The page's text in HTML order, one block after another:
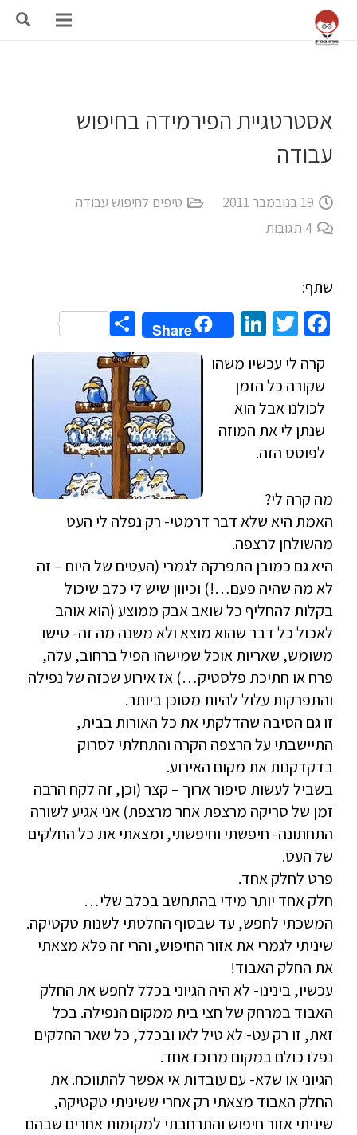
אסטרטגיית הפירמידה בחיפוש
עבודה
19 בנובמבר 2011
טיפים לחיפוש עבודה
4 תגובות
שתף:
Facebook
Twitter
LinkedIn
Share
Share
קרה לי עכשיו משהו
שקורה כל הזמן
לכולנו אבל הוא
שנתן לי את המוזה
לפוסט הזה.
מה קרה לי?
האמת היא שלא דבר דרמטי- רק נפלה לי העט
מהשולחן לרצפה.
היא גם כמובן התפרקה לגמרי (העטים של היום – זה
לא מה שהיה פעם…!) וכיוון שיש לי כלב שיכול
בקלות להחליף כל שואב אבק ממוצע (הוא אוהב
לאכול כל דבר שהוא מוצא ולא משנה מה זה- טישו
משומש, שאריות אוכל שמישהו הפיל ברחוב, עלה,
פרח או חתיכת פלסטיק…) אז אירוע שכזה של נפילה
והתפרקות עלול להיות מסוכן ביותר.
זו גם הסיבה שהדלקתי את כל האורות בבית,
התיישבתי על הרצפה הקרה והתחלתי לסרוק
בדקדקנות את מקום האירוע.
בשביל לעשות סיפור ארוך – קצר (וכן, זה לקח הרבה
זמן של סריקה מרצפת אחר מרצפת) אני אגיע לשורה
התחתונה- חיפשתי וחיפשתי, ומצאתי את כל החלקים
של העט.
פרט לחלק אחד.
חלק אחד יותר מידי בהתחשב בכלב שלי…
המשכתי לחפש, עד שבסוף החלטתי לשנות טקטיקה.
שיניתי לגמרי את אזור החיפוש, והרי זה פלא מצאתי
את החלק האבוד!
עכשיו, בינינו- לא היה הגיוני בכלל לחפש את החלק
האבוד במרחק של חצי בית ממקום הנפילה. בכל
זאת, זו רק עט- לא טיל לאו ובכלל, כל שאר החלקים
נפלו כולם במקום מרוכז אחד.
הגיוני או שלא- עם עובדות אי אפשר להתווכח. את
החלק האבוד מצאתי רק אחרי ששיניתי טקטיקה,
שיניתי אזור חיפוש והתרחבתי למקומות אחרים שבהם